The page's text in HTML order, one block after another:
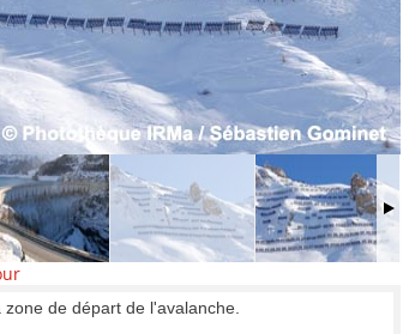
de départ de l'avalanche.